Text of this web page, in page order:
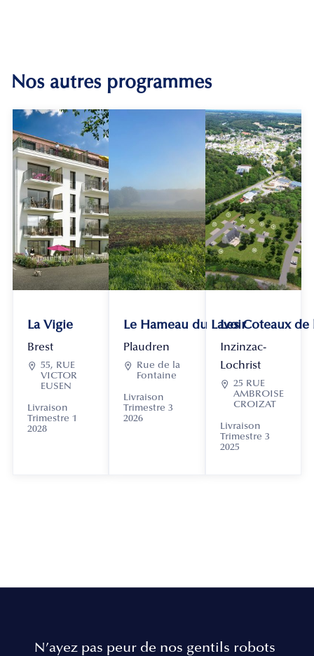
Nos autres programmes
La Vigie
Brest
 55, RUE
VICTOR
EUSEN
Livraison
Trimestre 1
2028
Le Hameau du Lavoir
Plaudren

Rue de la
Fontaine
Livraison
Trimestre 3
2026
Les Coteaux
Inzinzac-
Lochrist
 25 RUE
AMBROISE
CROIZAT
Livraison
Trimestre 3
2025
N’ayez pas peur de nos gentils robots